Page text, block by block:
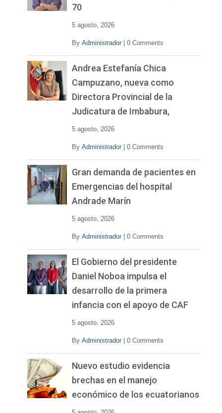
70
5 agosto, 2026
By Administrador 0 Comments
Andrea Estefanía Chica
Campuzano, nueva como
Directora Provincial de la
Judicatura de Imbabura,
5 agosto, 2026
By Administrador 0 Comments
Gran demanda de pacientes en
Emergencias del hospital
Andrade Marín
5 agosto, 2026
By Administrador 0 Comments
El Gobierno del presidente
Daniel Noboa impulsa el
desarrollo de la primera
infancia con el apoyo de CAF
5 agosto, 2026
By Administrador 0 Comments
Nuevo estudio evidencia
brechas en el manejo
económico de los ecuatorianos